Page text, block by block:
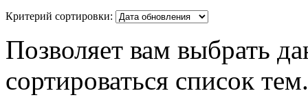
Критерий сортировки:
Позволяет вам выбрать
сортироваться список тем.